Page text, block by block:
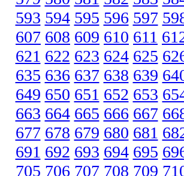
593 594 595 596 597
607 608 609 610 611
621 622 623 624 625
635 636 637 638 639
649 650 651 652 653
663 664 665 666 667
677 678 679 680 681
691 692 693 694 695
705 706 707 708 709